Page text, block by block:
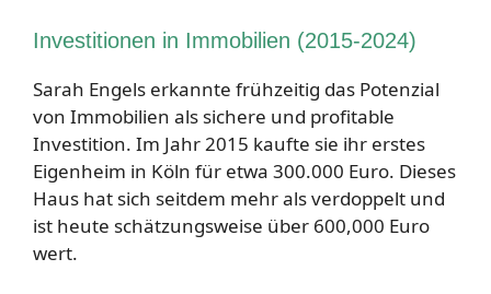
Investitionen in Immobilien (2015-2024)
Sarah Engels erkannte frühzeitig das Potenzial
von Immobilien als sichere und profitable
Investition. Im Jahr 2015 kaufte sie ihr erstes
Eigenheim in Köln für etwa 300.000 Euro. Dieses
Haus hat sich seitdem mehr als verdoppelt und
ist heute schätzungsweise über 600,000 Euro
wert.